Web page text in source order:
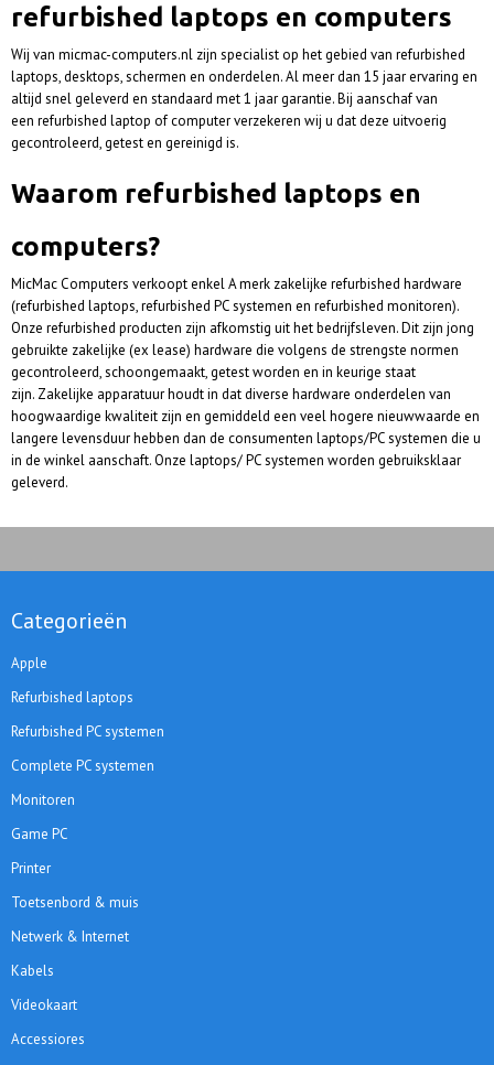
refurbished laptops en computers
Wij van micmac-computers.nl zijn specialist op het gebied van refurbished
laptops, desktops, schermen en onderdelen. Al meer dan 15 jaar ervaring en
altijd snel geleverd en standaard met 1 jaar garantie. Bij aanschaf van
een refurbished laptop of computer verzekeren wij u dat deze uitvoerig
gecontroleerd, getest en gereinigd is.
Waarom refurbished laptops en
computers?
MicMac Computers verkoopt enkel A merk zakelijke refurbished hardware
(refurbished laptops, refurbished PC systemen en refurbished monitoren).
Onze refurbished producten zijn afkomstig uit het bedrijfsleven. Dit zijn jong
gebruikte zakelijke (ex lease) hardware die volgens de strengste normen
gecontroleerd, schoongemaakt, getest worden en in keurige staat
zijn. Zakelijke apparatuur houdt in dat diverse hardware onderdelen van
hoogwaardige kwaliteit zijn en gemiddeld een veel hogere nieuwwaarde en
langere levensduur hebben dan de consumenten laptops/PC systemen die u
in de winkel aanschaft. Onze laptops/ PC systemen worden gebruiksklaar
geleverd.
Categorieën
Apple
Refurbished laptops
Refurbished PC systemen
Complete PC systemen
Monitoren
Game PC
Printer
Toetsenbord & muis
Netwerk & Internet
Kabels
Videokaart
Accessiores